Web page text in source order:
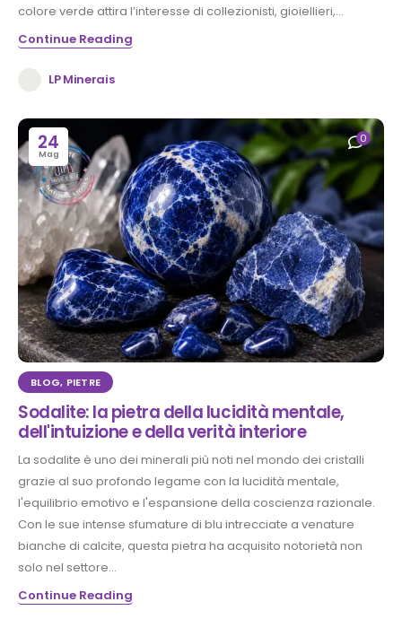
colore verde attira l’interesse di collezionisti, gioiellieri,...
Continue Reading
LP Minerais
24
Mag
0
BLOG, PIETRE
Sodalite: la pietra della lucidità mentale,
dell'intuizione e della verità interiore
La sodalite è uno dei minerali più noti nel mondo dei cristalli
grazie al suo profondo legame con la lucidità mentale,
l'equilibrio emotivo e l'espansione della coscienza razionale.
Con le sue intense sfumature di blu intrecciate a venature
bianche di calcite, questa pietra ha acquisito notorietà non
solo nel settore...
Continue Reading